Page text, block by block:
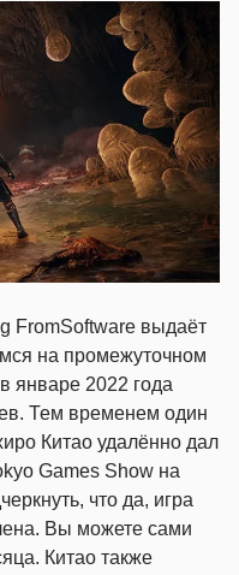
FromSoftware выдаёт
на промежуточном
январе 2022 года
Тем временем один
Китао удалённо дал
Games Show на
что да, игра
Вы можете сами
Китао также